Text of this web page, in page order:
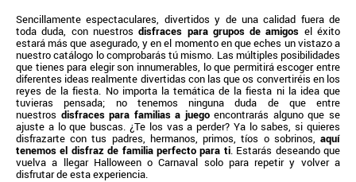
Sencillamente espectaculares, divertidos y de una calidad fuera de
toda duda, con nuestrosdisfraces para grupos de amigos el éxito
estará más que asegurado, y en el momento en que eches un vistazo a
nuestro catálogo lo comprobarás tú mismo. Las múltiples posibilidades
que tienes para elegir son innumerables, lo que permitirá escoger entre
diferentes ideas realmente divertidas con las que os convertiréis en los
reyes de la fiesta. No importa la temática de la fiesta ni la idea que
tuvieras pensada; no tenemos ninguna duda de que entre
nuestros disfraces para familias a juegoencontrarás alguno que se
ajuste a lo que buscas. ¿Te los vas a perder? Ya lo sabes, si quieres
disfrazarte con tus padres, hermanos, primos, tíos o sobrinos, aquí
tenemos el disfraz de familia perfecto para ti. Estarás deseando que
vuelva a llegar Halloween o Carnaval solo para repetir y volver a
disfrutar de esta experiencia.